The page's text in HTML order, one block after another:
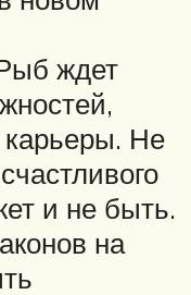
ждет
карьеры. Не
и не быть.
на